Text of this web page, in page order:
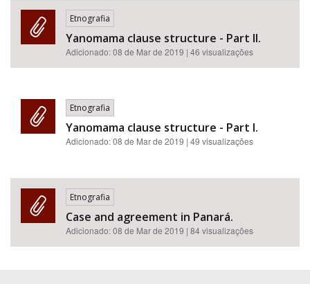
Tema
Área de Levantamento
Etnografia
Yanomama clause structure - Part II.
Adicionado:08 de Mar de 2019 | 46 visualizações
Etnografia
Yanomama clause structure - Part I.
Adicionado:08 de Mar de 2019 | 49 visualizações
Etnografia
Case and agreement in Panará.
Adicionado:08 de Mar de 2019 | 84 visualizações